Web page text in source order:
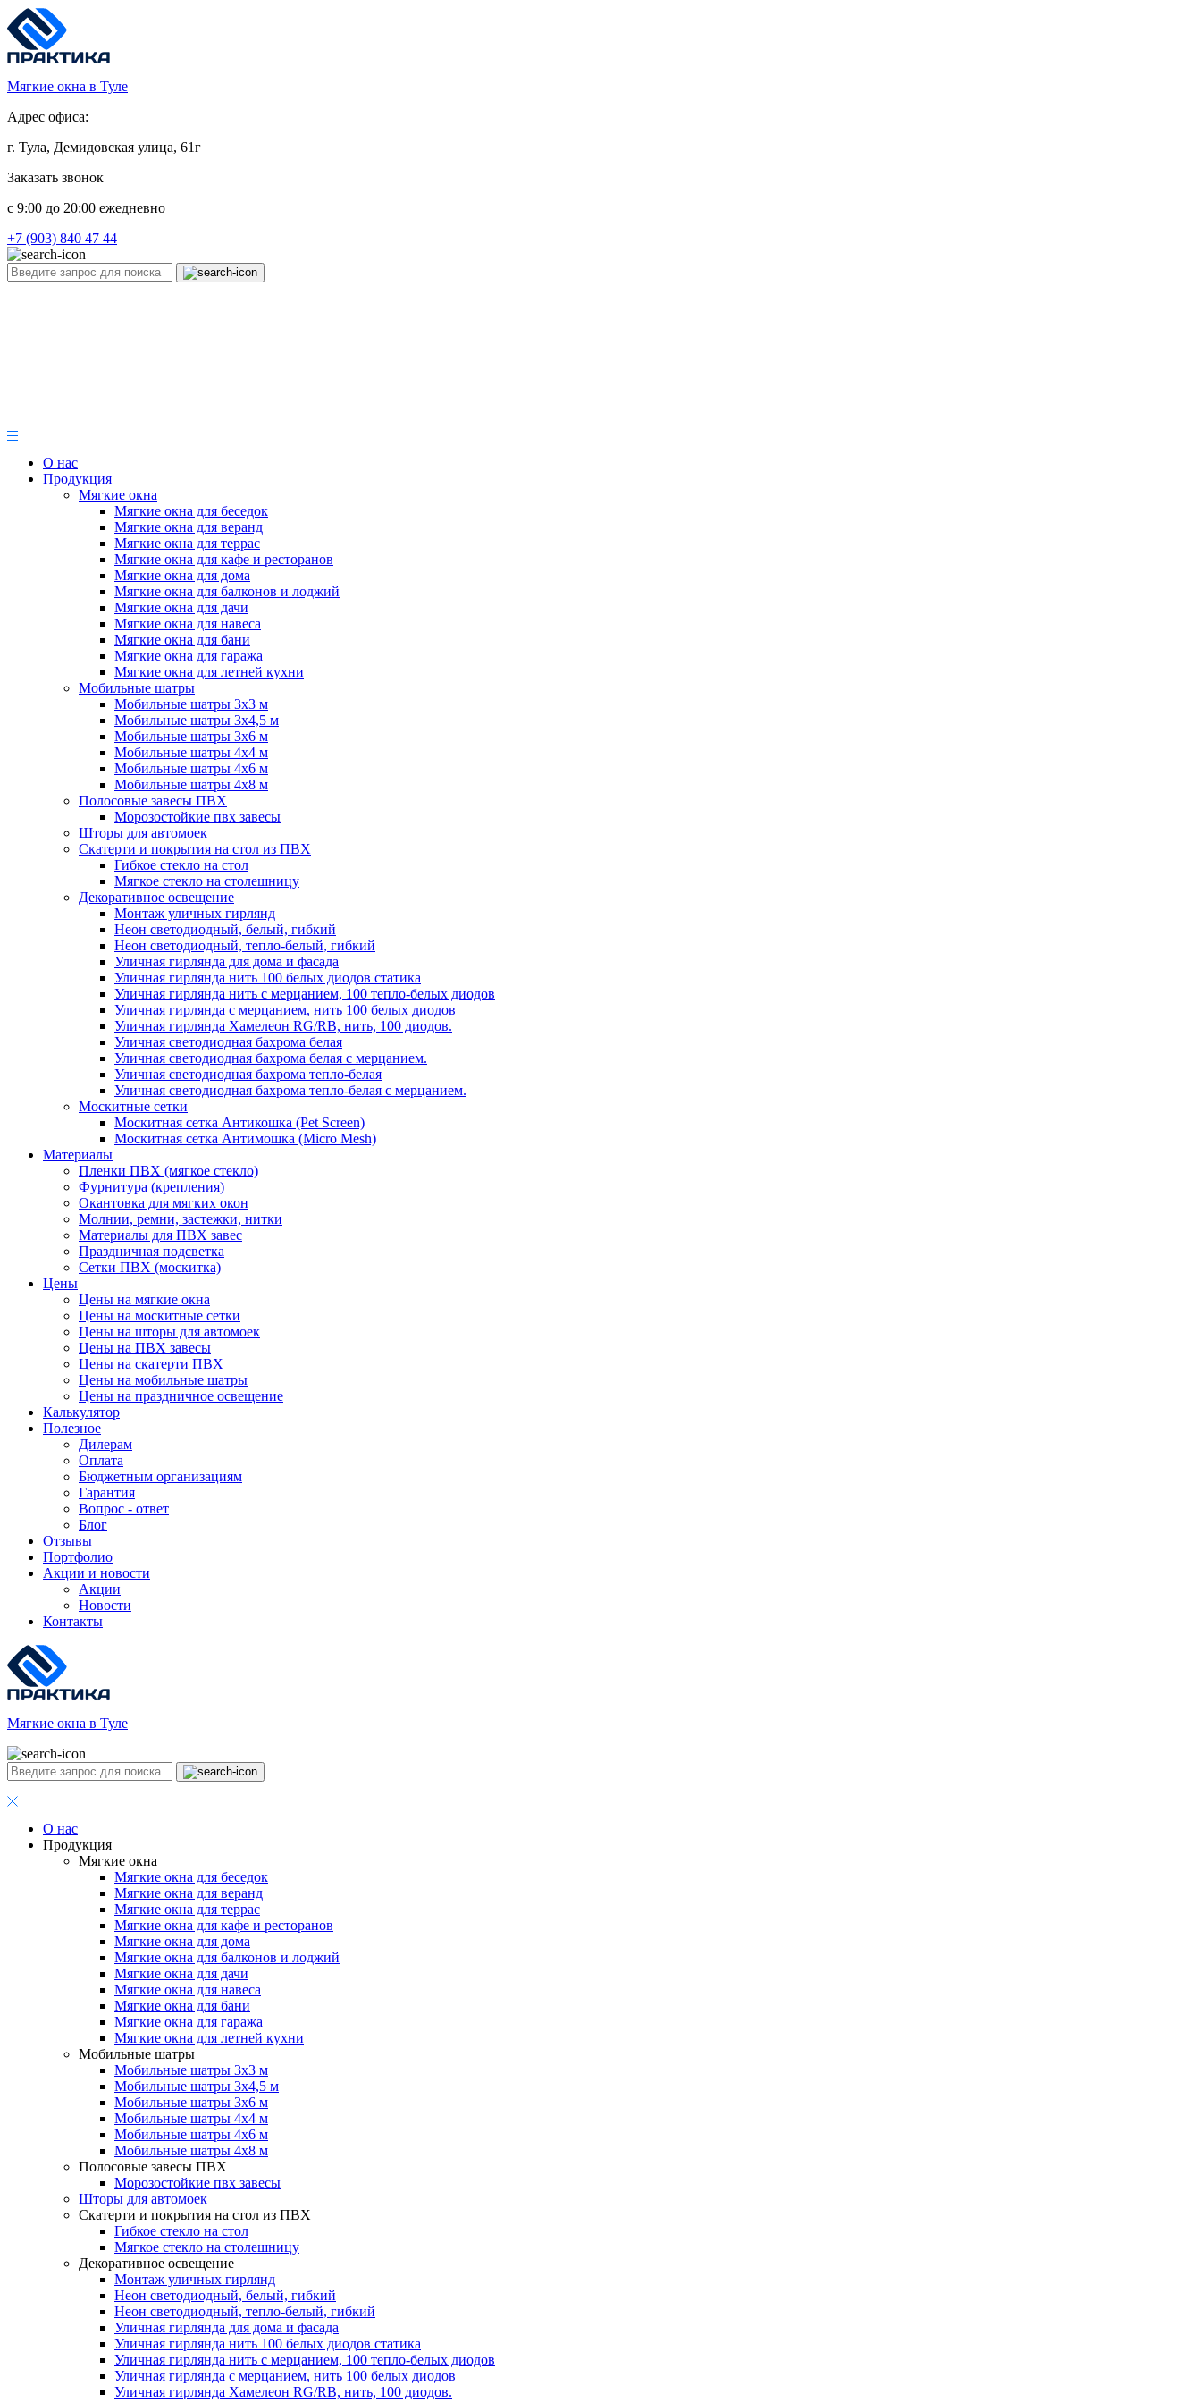
Мягкие окна в Туле
Адрес офиса:
г. Тула, Демидовская улица, 61г
Заказать звонок
c 9:00 до 20:00 ежедневно
+7 (903) 840 47 44
О нас
Продукция
Мягкие окна
Мягкие окна для беседок
Мягкие окна для веранд
Мягкие окна для террас
Мягкие окна для кафе и ресторанов
Мягкие окна для дома
Мягкие окна для балконов и лоджий
Мягкие окна для дачи
Мягкие окна для навеса
Мягкие окна для бани
Мягкие окна для гаража
Мягкие окна для летней кухни
Мобильные шатры
Мобильные шатры 3х3 м
Мобильные шатры 3х4,5 м
Мобильные шатры 3х6 м
Мобильные шатры 4х4 м
Мобильные шатры 4х6 м
Мобильные шатры 4х8 м
Полосовые завесы ПВХ
Морозостойкие пвх завесы
Шторы для автомоек
Скатерти и покрытия на стол из ПВХ
Гибкое стекло на стол
Мягкое стекло на столешницу
Декоративное освещение
Монтаж уличных гирлянд
Неон светодиодный, белый, гибкий
Неон светодиодный, тепло-белый, гибкий
Уличная гирлянда для дома и фасада
Уличная гирлянда нить 100 белых диодов статика
Уличная гирлянда нить с мерцанием, 100 тепло-белых диодов
Уличная гирлянда с мерцанием, нить 100 белых диодов
Уличная гирлянда Хамелеон RG/RB, нить, 100 диодов.
Уличная светодиодная бахрома белая
Уличная светодиодная бахрома белая с мерцанием.
Уличная светодиодная бахрома тепло-белая
Уличная светодиодная бахрома тепло-белая с мерцанием.
Москитные сетки
Москитная сетка Антикошка (Pet Screen)
Москитная сетка Антимошка (Micro Mesh)
Материалы
Пленки ПВХ (мягкое стекло)
Фурнитура (крепления)
Окантовка для мягких окон
Молнии, ремни, застежки, нитки
Материалы для ПВХ завес
Праздничная подсветка
Сетки ПВХ (москитка)
Цены
Цены на мягкие окна
Цены на москитные сетки
Цены на шторы для автомоек
Цены на ПВХ завесы
Цены на скатерти ПВХ
Цены на мобильные шатры
Цены на праздничное освещение
Калькулятор
Полезное
Дилерам
Оплата
Бюджетным организациям
Гарантия
Вопрос - ответ
Блог
Отзывы
Портфолио
Акции и новости
Акции
Новости
Контакты
Мягкие окна в Туле
О нас
Продукция
Мягкие окна
Мягкие окна для беседок
Мягкие окна для веранд
Мягкие окна для террас
Мягкие окна для кафе и ресторанов
Мягкие окна для дома
Мягкие окна для балконов и лоджий
Мягкие окна для дачи
Мягкие окна для навеса
Мягкие окна для бани
Мягкие окна для гаража
Мягкие окна для летней кухни
Мобильные шатры
Мобильные шатры 3х3 м
Мобильные шатры 3х4,5 м
Мобильные шатры 3х6 м
Мобильные шатры 4х4 м
Мобильные шатры 4х6 м
Мобильные шатры 4х8 м
Полосовые завесы ПВХ
Морозостойкие пвх завесы
Шторы для автомоек
Скатерти и покрытия на стол из ПВХ
Гибкое стекло на стол
Мягкое стекло на столешницу
Декоративное освещение
Монтаж уличных гирлянд
Неон светодиодный, белый, гибкий
Неон светодиодный, тепло-белый, гибкий
Уличная гирлянда для дома и фасада
Уличная гирлянда нить 100 белых диодов статика
Уличная гирлянда нить с мерцанием, 100 тепло-белых диодов
Уличная гирлянда с мерцанием, нить 100 белых диодов
Уличная гирлянда Хамелеон RG/RB, нить, 100 диодов.